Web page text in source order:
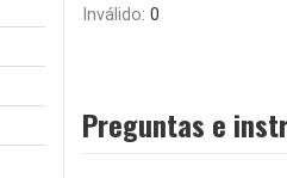
Inválido: 0
Preguntas e